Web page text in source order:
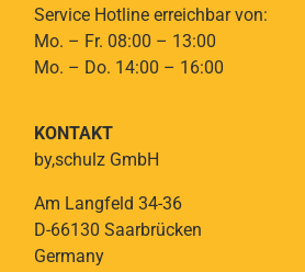
Service Hotline erreichbar von:
Mo. – Fr. 08:00 – 13:00
Mo. – Do. 14:00 – 16:00
KONTAKT
by,schulz GmbH
Am Langfeld 34-36
D-66130 Saarbrücken
Germany